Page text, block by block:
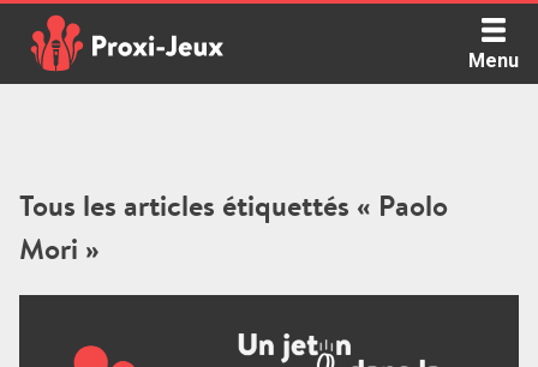
content
Menu
Tous les articles étiquettés « Paolo
Mori »